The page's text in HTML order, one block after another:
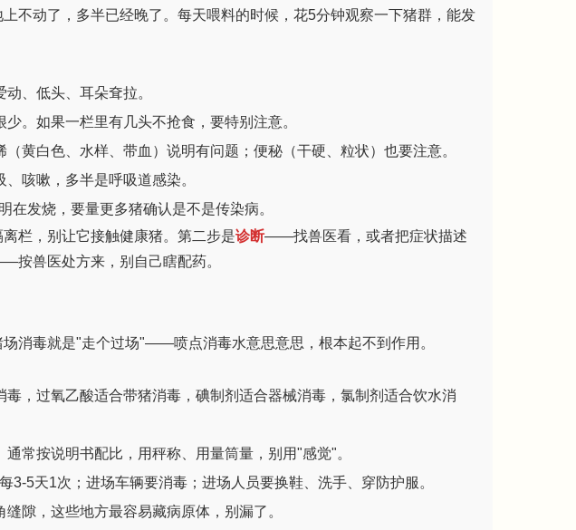
上不动了，多半已经晚了。每天喂料的时候，花5分钟观察一下猪群，能发
、低头、耳朵耷拉。
。如果一栏里有几头不抢食，要特别注意。
（黄白色、水样、带血）说明有问题；便秘（干硬、粒状）也要注意。
咳嗽，多半是呼吸道感染。
发烧，要量更多猪确认是不是传染病。
栏，别让它接触健康猪。第二步是诊断——找兽医看，或者把症状描述
按兽医处方来，别自己瞎配药。
消毒就是"走个过场"——喷点消毒水意思意思，根本起不到作用。
毒，过氧乙酸适合带猪消毒，碘制剂适合器械消毒，氯制剂适合饮水消
通常按说明书配比，用秤称、用量筒量，别用"感觉"。
3-5天1次；进场车辆要消毒；进场人员要换鞋、洗手、穿防护服。
缝隙，这些地方最容易藏病原体，别漏了。